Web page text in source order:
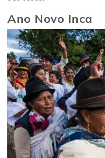
Ano Novo Inca